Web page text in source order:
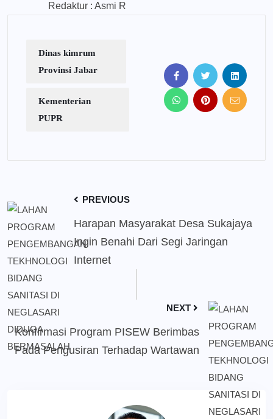
Redaktur : Asmi R
Dinas kimrum
Provinsi Jabar
Kementerian
PUPR
PREVIOUS
Harapan Masyarakat Desa Sukajaya
Ingin Benahi Dari Segi Jaringan
Internet
NEXT
Konfirmasi Program PISEW Berimbas
Pada Pengusiran Terhadap Wartawan